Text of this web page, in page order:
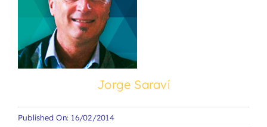
Jorge Saraví
Published On: 16/02/2014